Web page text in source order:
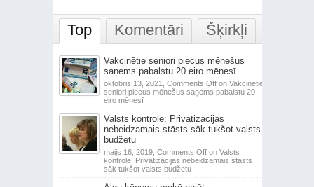
Top Komentāri Šķirkļi
Vakcinētie seniori piecus mēnešus
saņems pabalstu 20 eiro mēnesī
oktobris 13, 2021, Comments Offon Vakcinētie
seniori piecus mēnešus saņems pabalstu 20
eiro mēnesī
Valsts kontrole: Privatizācijas
nebeidzamais stāsts sāk tukšot valsts
budžetu
maijs 16, 2019, Comments Offon Valsts
kontrole: Privatizācijas nebeidzamais stāsts
sāk tukšot valsts budžetu